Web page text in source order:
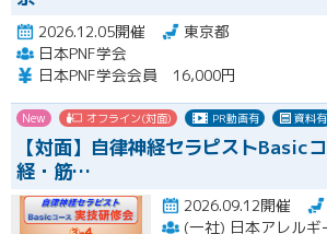
2026.12.05開催
東京都
日本PNF学会
日本PNF学会会員 16,000円
New オフライン(対面) PR動画有 資料有
【対面】自律神経セラピスト
経・筋…
2026.09.12開催